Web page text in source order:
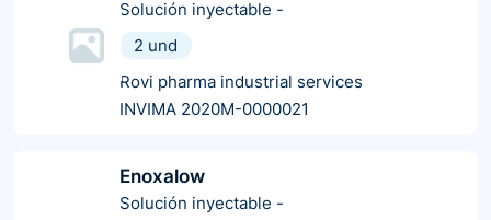
Solución inyectable -
2 und
Rovi pharma industrial services
INVIMA 2020M-0000021
Enoxalow
Solución inyectable -